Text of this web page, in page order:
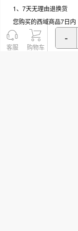
1、7天无理由退换货
您购买的西域商品7日
保证商品外包装完好，
商品除外，详情请见各商
2、售后上门取件
客服 购物车
-